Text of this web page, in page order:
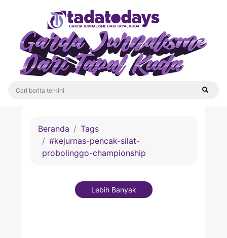
Beranda
Tags
#kejurnas-pencak-silat-
probolinggo-championship
Lebih Banyak